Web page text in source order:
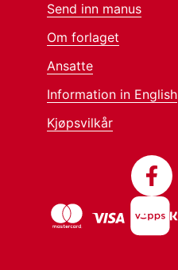
Send inn manus
Om forlaget
Ansatte
Information in English
Kjøpsvilkår